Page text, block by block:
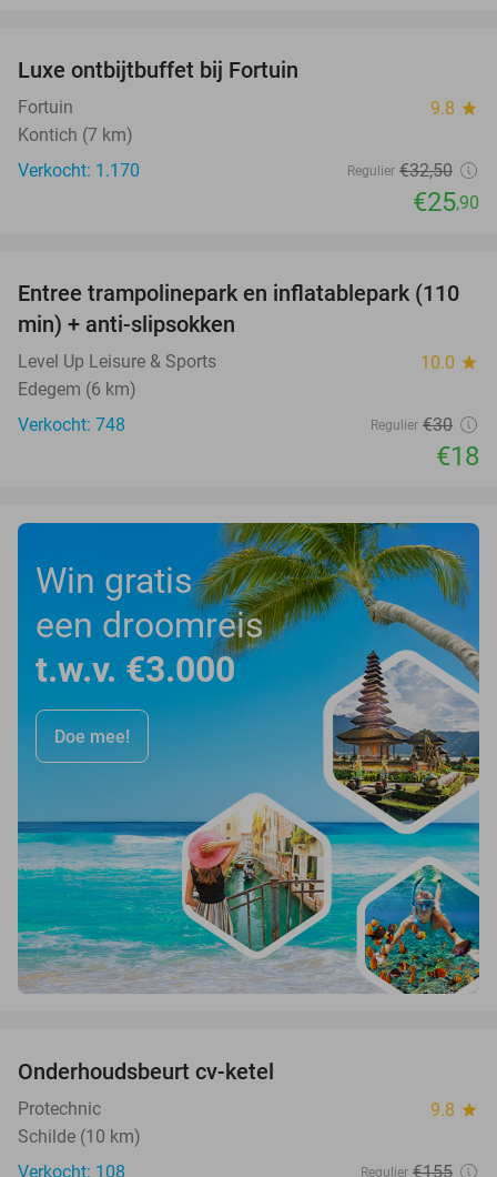
Luxe ontbijtbuffet bij Fortuin
Fortuin 9.8 star
Kontich (7 km)
Verkocht: 1.170
Regulier €32,50
€25,90
40%
Entree trampolinepark en inflatablepark (110
min) + anti-slipsokken
Level Up Leisure & Sports 10.0 star
Edegem (6 km)
Verkocht: 748
Regulier €30
€18
Win gratis
een droomreis
t.w.v. €3.000
Doe mee!
Onderhoudsbeurt cv-ketel
Protechnic 9.8 star
Schilde (10 km)
Verkocht: 108
Regulier €155